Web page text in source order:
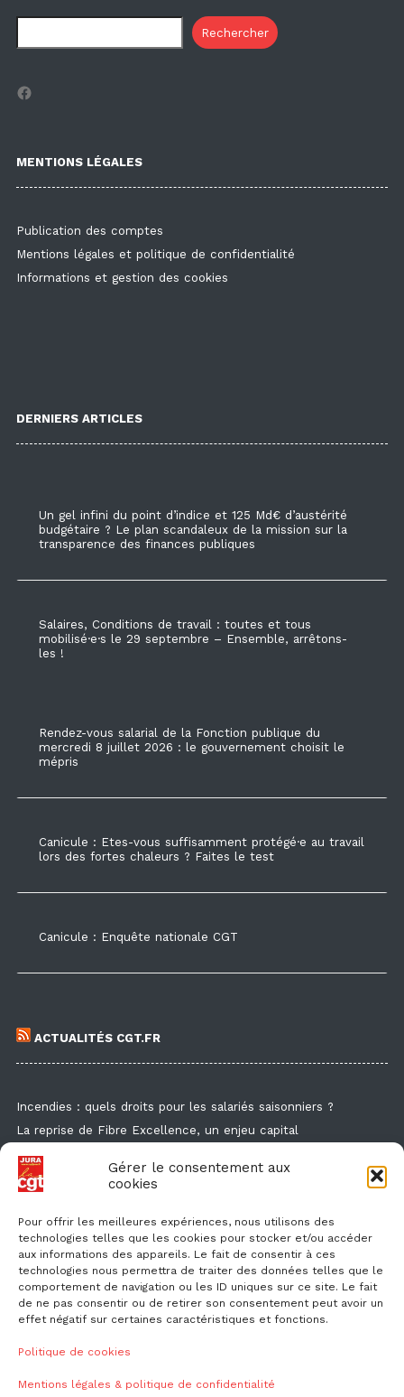
Gérer le consentement aux
cookies
Pour offrir les meilleures expériences, nous utilisons des
technologies telles que les cookies pour stocker et/ou accéder
aux informations des appareils. Le fait de consentir à ces
technologies nous permettra de traiter des données telles que le
comportement de navigation ou les ID uniques sur ce site. Le fait
de ne pas consentir ou de retirer son consentement peut avoir un
effet négatif sur certaines caractéristiques et fonctions.
Politique de cookies
Mentions légales & politique de confidentialité
Rechercher
Facebook
MENTIONS LÉGALES
Publication des comptes
Mentions légales et politique de confidentialité
Informations et gestion des cookies
DERNIERS ARTICLES
Un gel infini du point d’indice et 125 Md€ d’austérité
budgétaire ? Le plan scandaleux de la mission sur la
transparence des finances publiques
Salaires, Conditions de travail : toutes et tous
mobilisé·e·s le 29 septembre – Ensemble, arrêtons-
les !
Rendez-vous salarial de la Fonction publique du
mercredi 8 juillet 2026 : le gouvernement choisit le
mépris
Canicule : Etes-vous suffisamment protégé·e au travail
lors des fortes chaleurs ? Faites le test
Canicule : Enquête nationale CGT
ACTUALITÉS CGT.FR
Incendies : quels droits pour les salariés saisonniers ?
La reprise de Fibre Excellence, un enjeu capital
Guide de la formation syndicale
Formation syndicale : les affiches